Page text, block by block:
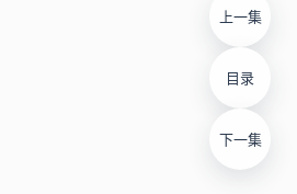
上一集
目录
下一集